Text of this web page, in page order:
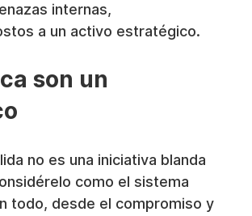
internas,
a un activo estratégico.
son un
no es una iniciativa blanda
como el sistema
todo, desde el compromiso y